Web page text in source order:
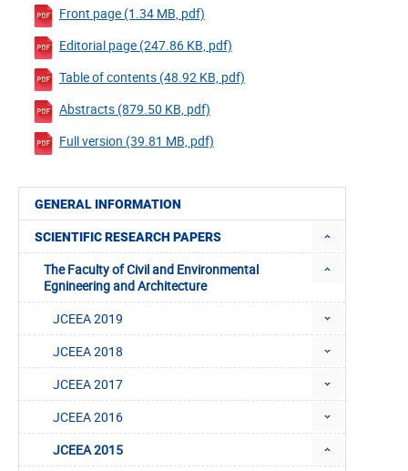
GENERAL INFORMATION
SCIENTIFIC RESEARCH PAPERS
The Faculty of Civil and Environmental
Egnineering and Architecture
JCEEA 2019
JCEEA 2018
JCEEA 2017
JCEEA 2016
JCEEA 2015
Front page (1.34 MB, pdf)
Editorial page (247.86 KB, pdf)
Table of contents (48.92 KB, pdf)
Abstracts (879.50 KB, pdf)
Full version (39.81 MB, pdf)